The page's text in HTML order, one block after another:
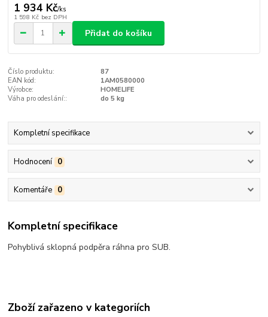
1 934 Kč/ks
1 598 Kč bez DPH
Přidat do košíku
Číslo produktu:
87
EAN kód:
1AM0580000
Výrobce:
HOMELIFE
Váha pro odeslání::
do 5 kg
Kompletní specifikace
Hodnocení 0
Komentáře 0
Kompletní specifikace
Pohyblivá sklopná podpěra ráhna pro SUB.
Zboží zařazeno v kategoriích